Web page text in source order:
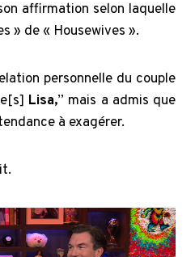
affirmation selon laquelle
» de « Housewives ».
personnelle du couple
Lisa,” mais a admis que
à exagérer.